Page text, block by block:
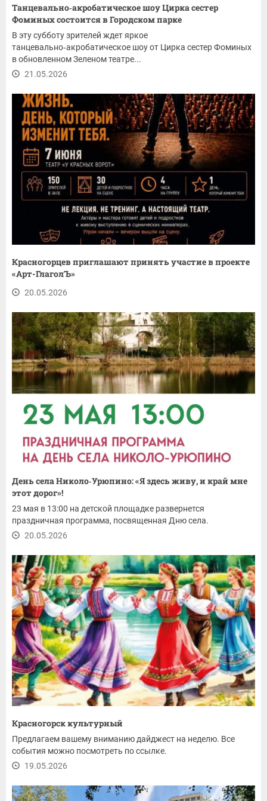
Танцевально‑акробатическое шоу Цирка сестер
Фоминых состоится в Городском парке
В эту субботу зрителей ждет яркое
танцевально‑акробатическое шоу от Цирка сестер Фоминых
в обновленном Зеленом театре...
21.05.2026
Красногорцев приглашают принять участие в проекте
«Арт-ГлаголЪ»
20.05.2026
День села Николо‑Урюпино: «Я здесь живу, и край мне
этот дорог»!
23 мая в 13:00 на детской площадке развернется
праздничная программа, посвященная Дню села.
20.05.2026
Красногорск культурный
Предлагаем вашему вниманию дайджест на неделю. Все
события можно посмотреть по ссылке.
19.05.2026